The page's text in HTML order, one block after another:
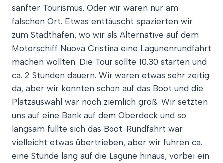
sanfter Tourismus. Oder wir waren nur am
falschen Ort. Etwas enttäuscht spazierten wir
zum Stadthafen, wo wir als Alternative auf dem
Motorschiff Nuova Cristina eine Lagunenrundfahrt
machen wollten. Die Tour sollte 10.30 starten und
ca. 2 Stunden dauern. Wir waren etwas sehr zeitig
da, aber wir konnten schon auf das Boot und die
Platzauswahl war noch ziemlich groß. Wir setzten
uns auf eine Bank auf dem Oberdeck und so
langsam füllte sich das Boot. Rundfahrt war
vielleicht etwas übertrieben, aber wir fuhren ca.
eine Stunde lang auf die Lagune hinaus, vorbei ein